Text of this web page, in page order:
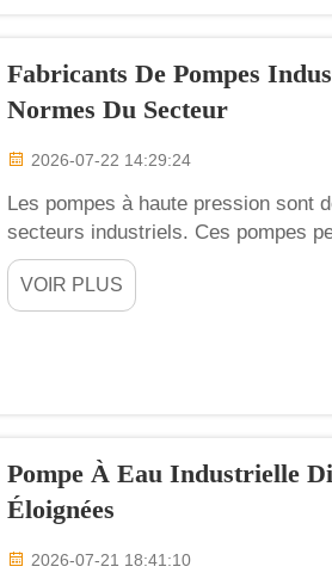
Fabricants De Pompes
Normes Du Secteur
2026-07-22 14:29:24
Les pompes à haute pression sont
secteurs industriels. Ces pompes
pressions très élevées. Des
répondre aux besoins de
pompes...
VOIR PLUS
Pompe À Eau Industrielle
Éloignées
2026-07-21 18:41:10